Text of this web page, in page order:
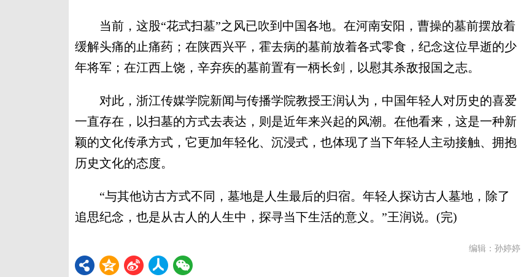
当前，这股“花式扫墓”之风已吹到中国各地。在河南安阳，曹操的墓前摆放着
缓解头痛的止痛药；在陕西兴平，霍去病的墓前放着各式零食，纪念这位早逝的少
年将军；在江西上饶，辛弃疾的墓前置有一柄长剑，以慰其杀敌报国之志。
对此，浙江传媒学院新闻与传播学院教授王润认为，中国年轻人对历史的喜爱
一直存在，以扫墓的方式去表达，则是近年来兴起的风潮。在他看来，这是一种新
颖的文化传承方式，它更加年轻化、沉浸式，也体现了当下年轻人主动接触、拥抱
历史文化的态度。
“与其他访古方式不同，墓地是人生最后的归宿。年轻人探访古人墓地，除了
追思纪念，也是从古人的人生中，探寻当下生活的意义。”王润说。(完)
编辑：孙婷婷